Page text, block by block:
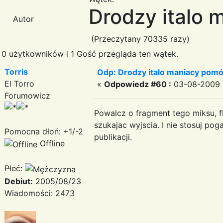
Autor Drodzy italo
(Przeczytany 70335 razy)
0 użytkowników i 1 Gość przegląda ten wątek.
Torris
El Torro
Forumowicz
Pomocna dłoń: +1/-2
Offline
Płeć:
Debiut: 2005/08/23
Wiadomości: 2473
Odp: Drodzy italo maniacy
« Odpowiedz #60 : 03-08-2009
Powalcz o fragment tego miksu,
szukajac wyjscia. I nie stosuj
publikacji.